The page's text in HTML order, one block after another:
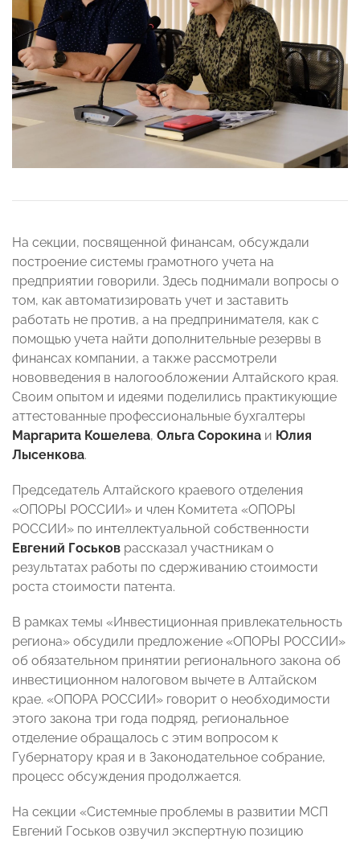
На секции, посвященной финансам, обсуждали
построение системы грамотного учета на
предприятии говорили. Здесь поднимали вопросы о
том, как автоматизировать учет и заставить
работать не против, а на предпринимателя, как с
помощью учета найти дополнительные резервы в
финансах компании, а также рассмотрели
нововведения в налогообложении Алтайского края.
Своим опытом и идеями поделились практикующие
аттестованные профессиональные бухгалтеры
Маргарита Кошелева, Ольга Сорокина и Юлия
Лысенкова.
Председатель Алтайского краевого отделения
«ОПОРЫ РОССИИ» и член Комитета «ОПОРЫ
РОССИИ» по интеллектуальной собственности
Евгений Госьков рассказал участникам о
результатах работы по сдерживанию стоимости
роста стоимости патента.
В рамках темы «Инвестиционная привлекательность
региона» обсудили предложение «ОПОРЫ РОССИИ»
об обязательном принятии регионального закона об
инвестиционном налоговом вычете в Алтайском
крае. «ОПОРА РОССИИ» говорит о необходимости
этого закона три года подряд, региональное
отделение обращалось с этим вопросом к
Губернатору края и в Законодательное собрание,
процесс обсуждения продолжается.
На секции «Системные проблемы в развитии МСП
Евгений Госьков озвучил экспертную позицию